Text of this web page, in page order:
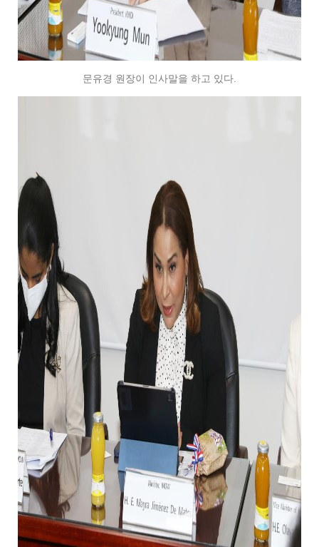
문유경 원장이 인사말을 하고 있다.